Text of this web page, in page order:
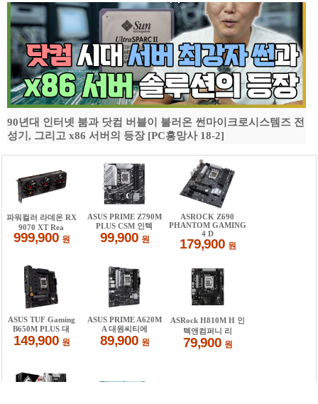
90년대 인터넷 붐과 닷컴 버블이 불러온 썬마이크로시스템즈 전
성기, 그리고 x86 서버의 등장 [PC흥망사 18-2]